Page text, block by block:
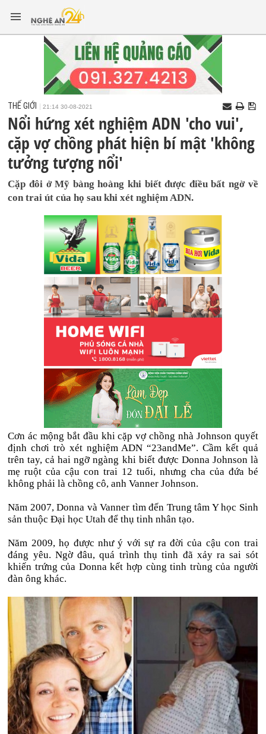
THẾ GIỚI 21:14 30-08-2021
Nổi hứng xét nghiệm ADN 'cho vui',
cặp vợ chồng phát hiện bí mật 'không
tưởng tượng nổi'
Cặp đôi ở Mỹ bàng hoàng khi biết được điều bất ngờ về
con trai út của họ sau khi xét nghiệm ADN.
Cơn ác mộng bắt đầu khi cặp vợ chồng nhà Johnson quyết
định chơi trò xét nghiệm ADN “23andMe”. Cầm kết quả
trên tay, cả hai ngỡ ngàng khi biết được Donna Johnson là
mẹ ruột của cậu con trai 12 tuổi, nhưng cha của đứa bé
không phải là chồng cô, anh Vanner Johnson.
Năm 2007, Donna và Vanner tìm đến Trung tâm Y học Sinh
sản thuộc Đại học Utah để thụ tinh nhân tạo.
Năm 2009, họ được như ý với sự ra đời của cậu con trai
đáng yêu. Ngờ đâu, quá trình thụ tinh đã xảy ra sai sót
khiến trứng của Donna kết hợp cùng tinh trùng của người
đàn ông khác.